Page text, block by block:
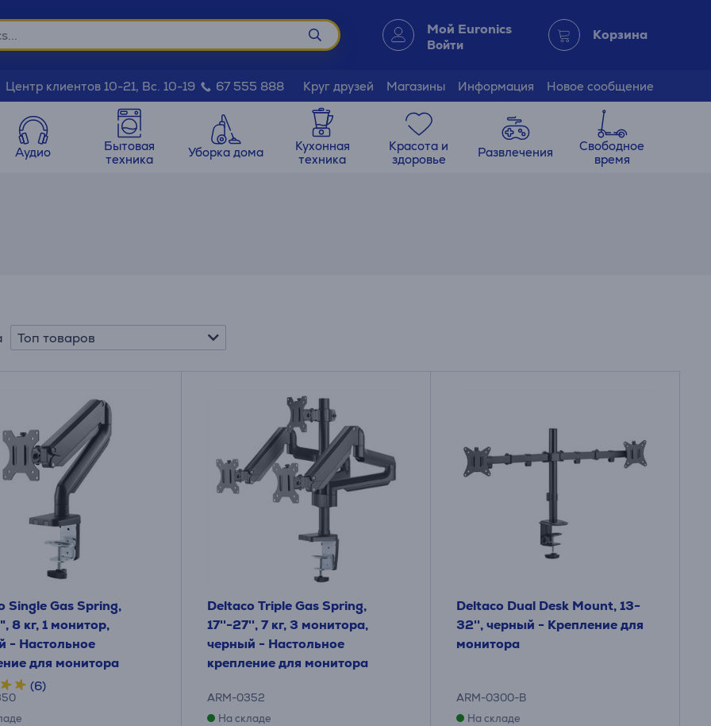
Мой Euronics
Войти
Корзина
Центр клиентов 10-21, Вс. 10-19 67 555 888 Круг друзей Магазины Информация Новое сообщение
Аудио
Бытовая
техника
Уборка дома
Кухонная
техника
Красота и
здоровье
Развлечения
Свободное
время
Топ товаров
Single Gas Spring,
8 кг, 1 монитор,
- Настольное
для монитора
(6)
Deltaco Triple Gas Spring,
17''-27'', 7 кг, 3 монитора,
черный - Настольное
крепление для монитора
ARM-0352
На складе
Deltaco Dual Desk Mount, 13-
32'', черный - Крепление для
монитора
ARM-0300-B
На складе